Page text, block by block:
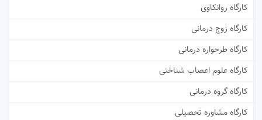
کارگاه روانکاوی
کارگاه زوج درمانی
کارگاه طرحواره درمانی
کارگاه علوم اعصاب شناختی
کارگاه گروه درمانی
کارگاه مشاوره تحصیلی